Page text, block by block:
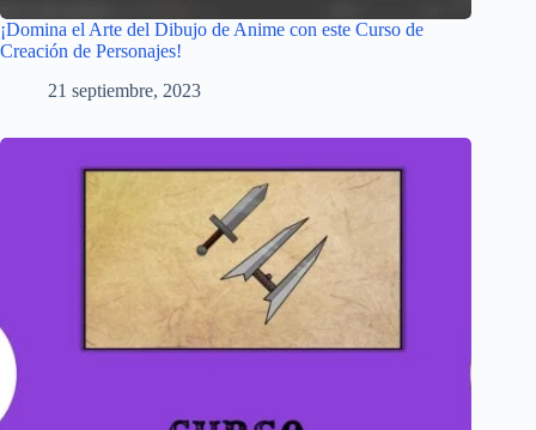
¡Domina el Arte del Dibujo de Anime con este Curso de
Creación de Personajes!
21 septiembre, 2023